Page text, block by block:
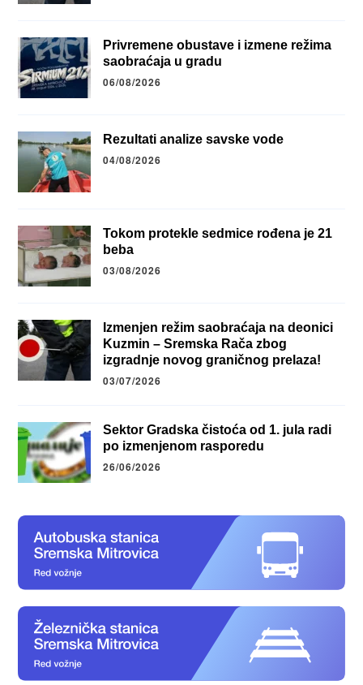
Privremene obustave i izmene režima
saobraćaja u gradu
06/08/2026
Rezultati analize savske vode
04/08/2026
Tokom protekle sedmice rođena je 21
beba
03/08/2026
Izmenjen režim saobraćaja na deonici
Kuzmin – Sremska Rača zbog
izgradnje novog graničnog prelaza!
03/07/2026
Sektor Gradska čistoća od 1. jula radi
po izmenjenom rasporedu
26/06/2026